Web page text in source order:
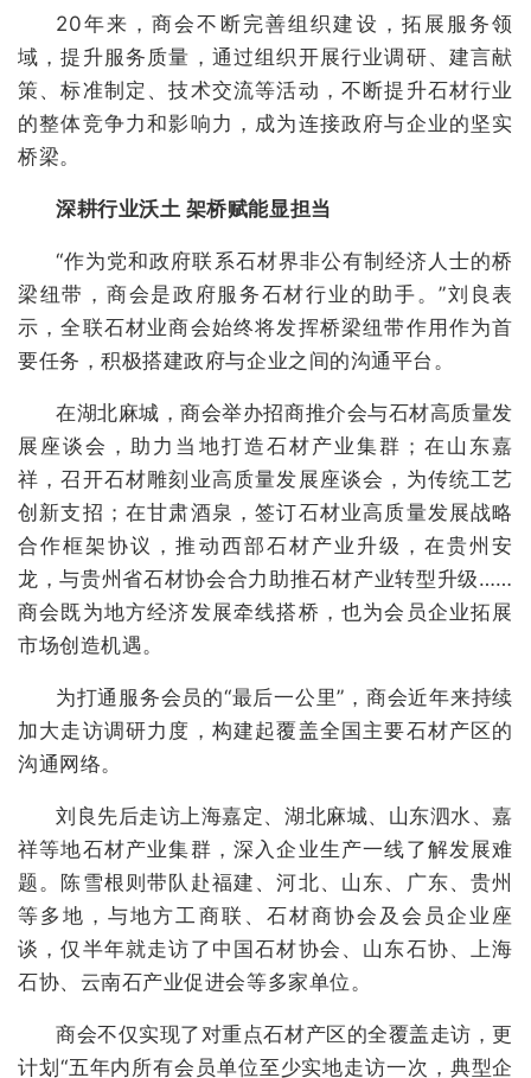
20年来，商会不断完善组织建设，拓展服务领
域，提升服务质量，通过组织开展行业调研、建言献
策、标准制定、技术交流等活动，不断提升石材行业
的整体竞争力和影响力，成为连接政府与企业的坚实
桥梁。
深耕行业沃土 架桥赋能显担当
“作为党和政府联系石材界非公有制经济人士的桥
梁纽带，商会是政府服务石材行业的助手。”刘良表
示，全联石材业商会始终将发挥桥梁纽带作用作为首
要任务，积极搭建政府与企业之间的沟通平台。
在湖北麻城，商会举办招商推介会与石材高质量发
展座谈会，助力当地打造石材产业集群；在山东嘉
祥，召开石材雕刻业高质量发展座谈会，为传统工艺
创新支招；在甘肃酒泉，签订石材业高质量发展战略
合作框架协议，推动西部石材产业升级，在贵州安
龙，与贵州省石材协会合力助推石材产业转型升级……
商会既为地方经济发展牵线搭桥，也为会员企业拓展
市场创造机遇。
为打通服务会员的“最后一公里”，商会近年来持续
加大走访调研力度，构建起覆盖全国主要石材产区的
沟通网络。
刘良先后走访上海嘉定、湖北麻城、山东泗水、嘉
祥等地石材产业集群，深入企业生产一线了解发展难
题。陈雪根则带队赴福建、河北、山东、广东、贵州
等多地，与地方工商联、石材商协会及会员企业座
谈，仅半年就走访了中国石材协会、山东石协、上海
石协、云南石产业促进会等多家单位。
商会不仅实现了对重点石材产区的全覆盖走访，更
计划“五年内所有会员单位至少实地走访一次，典型企